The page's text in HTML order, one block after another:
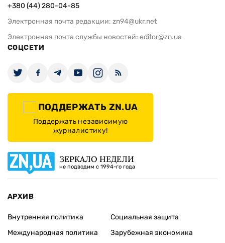
+380 (44) 280-04-85
Электронная почта редакции: zn94@ukr.net
Электронная почта службы новостей: editor@zn.ua
СОЦСЕТИ
ПОДДЕРЖАТЬ ZN.UA
Поддержать независимую
журналистику!
ЗЕРКАЛО НЕДЕЛИ
не подводим с 1994-го года
АРХИВ
Внутренняя политика
Международная политика
Социальная защита
Зарубежная экономика